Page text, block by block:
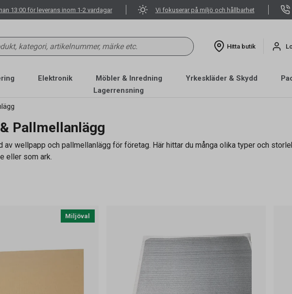
13:00 för leverans inom 1-2 vardagar Vi fokuserar på miljö och hållbarhet
Hitta butik
Elektronik Möbler & Inredning Yrkeskläder & Skydd
Lagerrensning
Pallmellanlägg
av wellpapp och pallmellanlägg för företag. Här hittar du många olika typer och
eller som ark.
Miljöval